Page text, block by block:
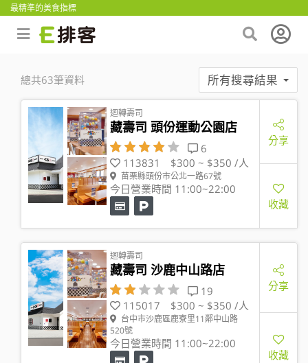
最精準的美食指標
總共63筆資料 所有搜尋結果
迴轉壽司
藏壽司 頭份運動公園店
6
113831
$300 ~ $350 /人
苗栗縣頭份市公北一路67號
今日營業時間 11:00~22:00
分享
收藏
迴轉壽司
藏壽司 沙鹿中山路店
19
115017
$300 ~ $350 /人
台中市沙鹿區鹿寮里11鄰中山路
520號
今日營業時間 11:00~22:00
分享
收藏